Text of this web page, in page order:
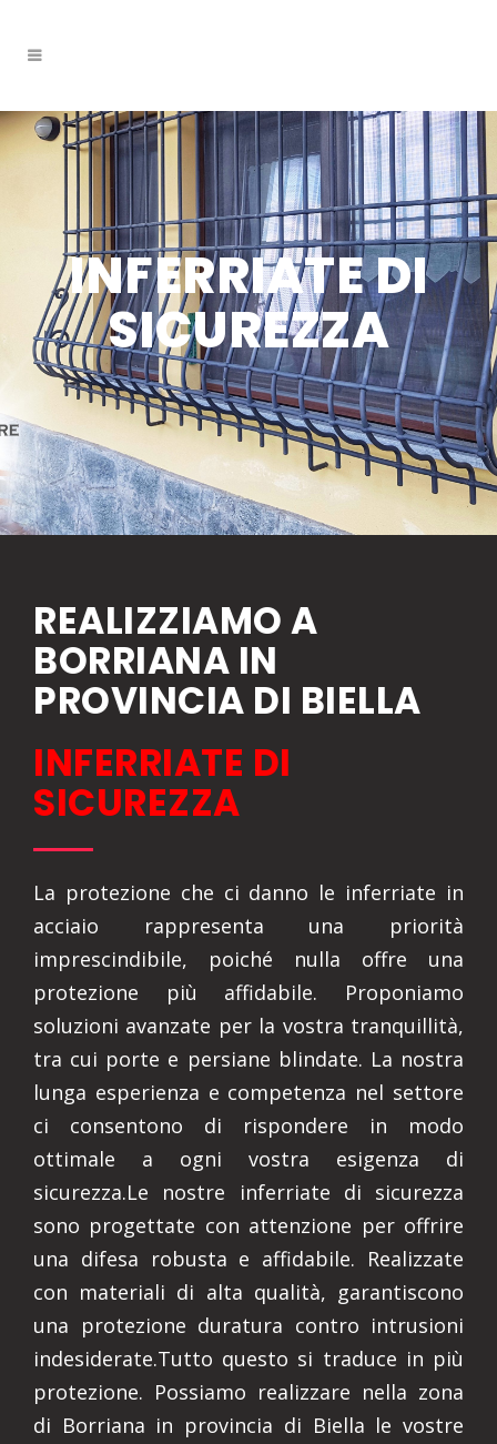
INFERRIATE DI
SICUREZZA
REALIZZIAMO A
BORRIANA IN
PROVINCIA DI BIELLA
INFERRIATE DI
SICUREZZA
La protezione che ci danno le inferriate in
acciaio rappresenta una priorità
imprescindibile, poiché nulla offre una
protezione più affidabile. Proponiamo
soluzioni avanzate per la vostra tranquillità,
tra cui porte e persiane blindate. La nostra
lunga esperienza e competenza nel settore
ci consentono di rispondere in modo
ottimale a ogni vostra esigenza di
sicurezza.Le nostre inferriate di sicurezza
sono progettate con attenzione per offrire
una difesa robusta e affidabile. Realizzate
con materiali di alta qualità, garantiscono
una protezione duratura contro intrusioni
indesiderate.Tutto questo si traduce in più
protezione. Possiamo realizzare nella zona
di Borriana in provincia di Biella le vostre